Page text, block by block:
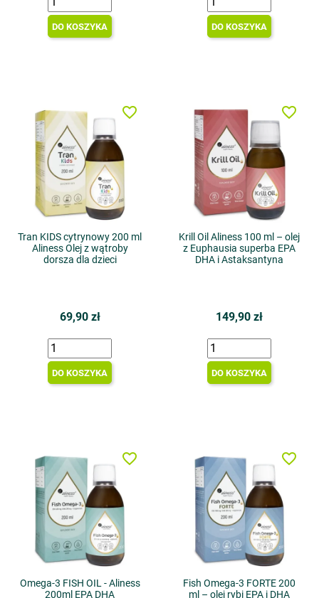
DO KOSZYKA DO KOSZYKA
Tran KIDS cytrynowy 200 ml
Aliness Olej z wątroby
dorsza dla dzieci
69,90 zł
DO KOSZYKA
favorite_border
Krill Oil Aliness 100 ml – olej
z Euphausia superba EPA
DHA i Astaksantyna
149,90 zł
DO KOSZYKA
favorite_border
Omega-3 FISH OIL - Aliness
200ml EPA DHA
favorite_border
Fish Omega-3 FORTE 200
ml – olej rybi EPA i DHA
favorite_border